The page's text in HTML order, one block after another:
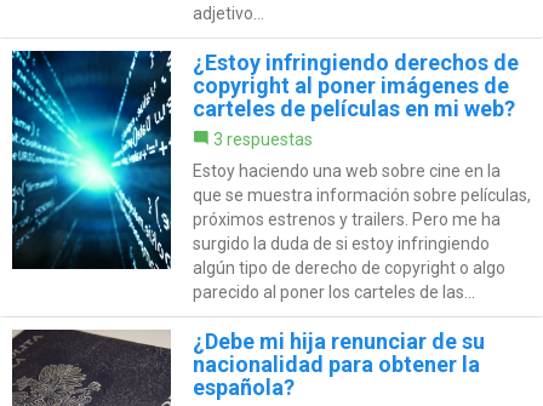
adjetivo...
¿Estoy infringiendo derechos de
copyright al poner imágenes de
carteles de películas en mi web?
3 respuestas
Estoy haciendo una web sobre cine en la
que se muestra información sobre películas,
próximos estrenos y trailers. Pero me ha
surgido la duda de si estoy infringiendo
algún tipo de derecho de copyright o algo
parecido al poner los carteles de las...
¿Debe mi hija renunciar de su
nacionalidad para obtener la
española?